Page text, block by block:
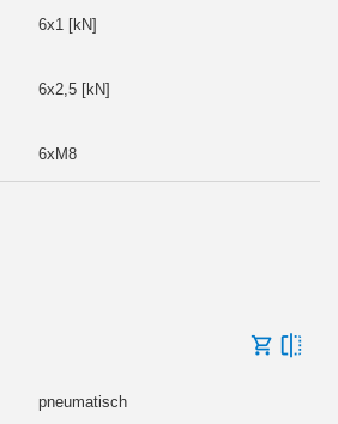
6x1 [kN]
6x2,5 [kN]
6xM8
pneumatisch